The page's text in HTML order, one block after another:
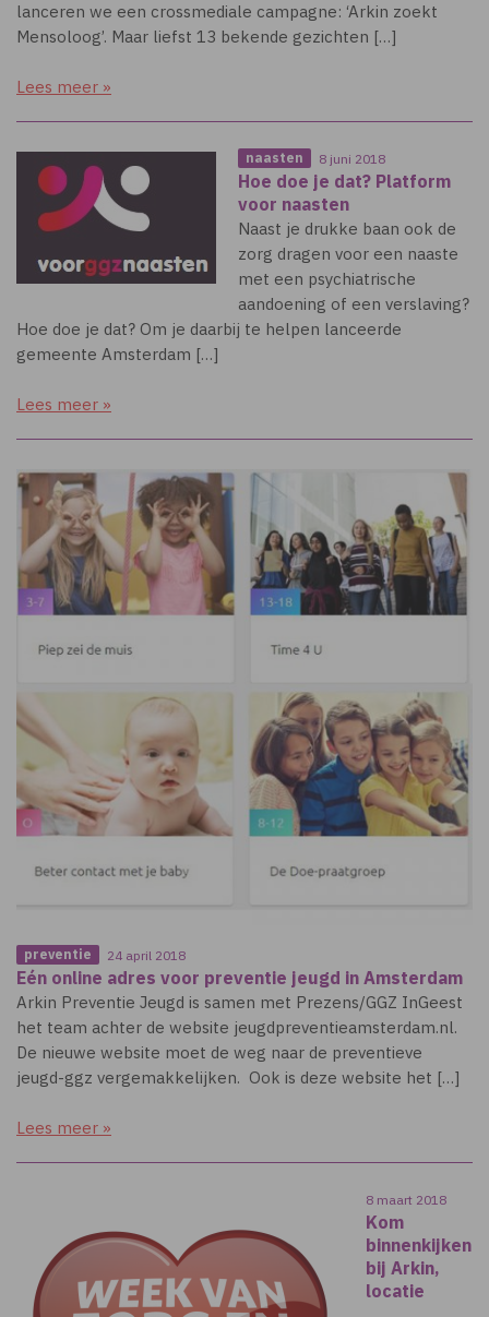
lanceren we een crossmediale campagne: ‘Arkin zoekt
Mensoloog’. Maar liefst 13 bekende gezichten […]
Lees meer »
naasten 8 juni 2018
Hoe doe je dat? Platform
voor naasten
Naast je drukke baan ook de
zorg dragen voor een naaste
met een psychiatrische
aandoening of een verslaving?
Hoe doe je dat? Om je daarbij te helpen lanceerde
gemeente Amsterdam […]
Lees meer »
preventie 24 april 2018
Eén online adres voor preventie jeugd in Amsterdam
Arkin Preventie Jeugd is samen met Prezens/GGZ InGeest
het team achter de website jeugdpreventieamsterdam.nl.
De nieuwe website moet de weg naar de preventieve
jeugd-ggz vergemakkelijken. Ook is deze website het […]
Lees meer »
8 maart 2018
Kom
binnenkijken
bij Arkin,
locatie